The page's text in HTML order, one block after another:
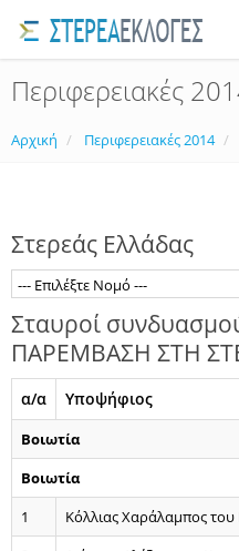
Περιφερειακές
Αρχική Περιφερειακές 2014
Στερεάς Ελλάδας
--- Επιλέξτε Νομό ---
Σταυροί
ΠΑΡΕΜΒΑΣΗ ΣΤΗ
α/α Υποψήφιος
Βοιωτία
Βοιωτία
1
Κόλλιας Χαράλαμπος